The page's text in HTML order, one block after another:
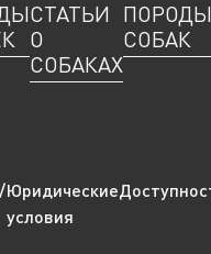
СТАТЬИ
О
СОБАКАХ
ПОРОДЫ
СОБАК
Юридические
условия